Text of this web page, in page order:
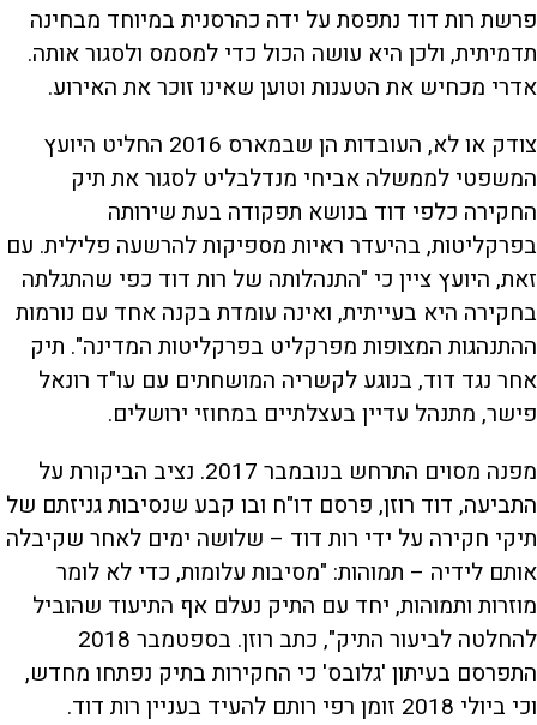
פרשת רות דוד נתפסת על ידה כהרסנית במיוחד מבחינה
תדמיתית, ולכן היא עושה הכול כדי למסמס ולסגור אותה.
אדרי מכחיש את הטענות וטוען שאינו זוכר את האירוע.
צודק או לא, העובדות הן שבמארס 2016 החליט היועץ
המשפטי לממשלה אביחי מנדלבליט לסגור את תיק
החקירה כלפי דוד בנושא תפקודה בעת שירותה
בפרקליטות, בהיעדר ראיות מספיקות להרשעה פלילית. עם
זאת, היועץ ציין כי "התנהלותה של רות דוד כפי שהתגלתה
בחקירה היא בעייתית, ואינה עומדת בקנה אחד עם נורמות
ההתנהגות המצופות מפרקליט בפרקליטות המדינה". תיק
אחר נגד דוד, בנוגע לקשריה המושחתים עם עו"ד רונאל
פישר, מתנהל עדיין בעצלתיים במחוזי ירושלים.
מפנה מסוים התרחש בנובמבר 2017. נציב הביקורת על
התביעה, דוד רוזן, פרסם דו"ח ובו קבע שנסיבות גניזתם של
תיקי חקירה על ידי רות דוד – שלושה ימים לאחר שקיבלה
אותם לידיה – תמוהות: "מסיבות עלומות, כדי לא לומר
מוזרות ותמוהות, יחד עם התיק נעלם אף התיעוד שהוביל
להחלטה לביעור התיק", כתב רוזן. בספטמבר 2018
התפרסם בעיתון 'גלובס' כי החקירות בתיק נפתחו מחדש,
וכי ביולי 2018 זומן רפי רותם להעיד בעניין רות דוד.